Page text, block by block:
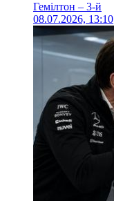
Гемілтон – 3-й
08.07.2026, 13:10